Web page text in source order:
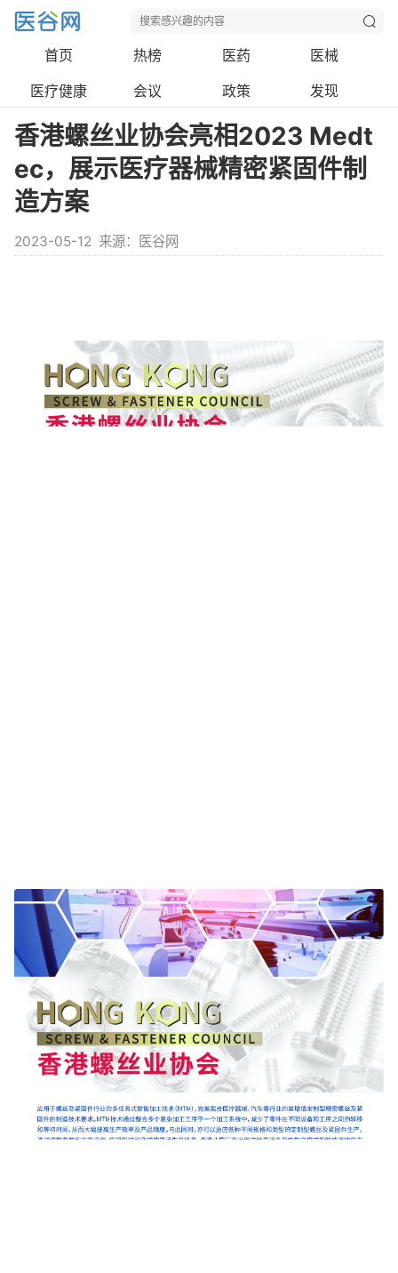
首页 热榜 医药
医械
医疗健康
会议 政策 发现
香港螺丝业协会亮相2023 Medt
ec，展示医疗器械精密紧固件制
造方案
2023-05-12 来源：医谷网